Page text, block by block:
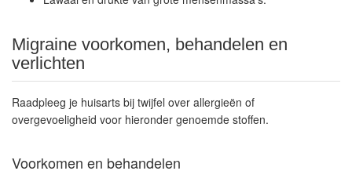
Migraine voorkomen, behandelen en
verlichten
Raadpleeg je huisarts bij twijfel over allergieën of
overgevoeligheid voor hieronder genoemde stoffen.
Voorkomen en behandelen